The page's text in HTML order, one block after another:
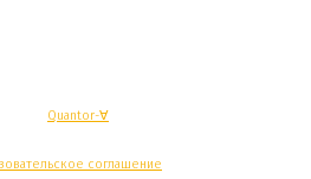
Quantor-∀
соглашение